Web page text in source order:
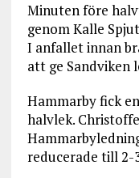
Minuten före
genom Kalle
I anfallet innan
att ge Sandviken
Hammarby fick
halvlek.
reducerade till 2-